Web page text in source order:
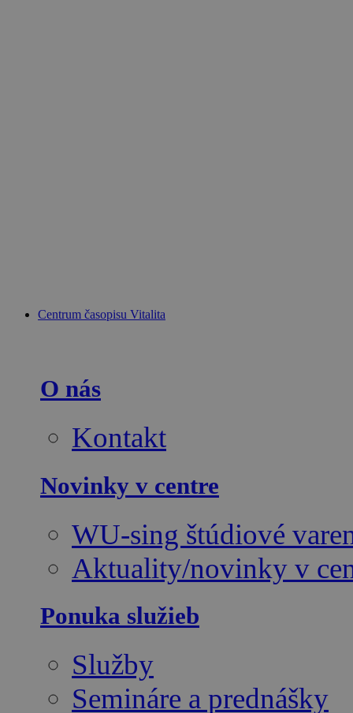
Centrum časopisu Vitalita
O nás
Kontakt
Novinky v centre
WU-sing štúdiové
Aktuality/novinky v
Ponuka služieb
Služby
Semináre a prednášky